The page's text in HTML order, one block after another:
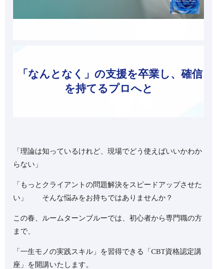
「なんとなく」の支援を卒業し、確信
を持てるプロへと
「理論は知っているけれど、現場でどう使えばいいかわか
らない」
「もっとクライアントの問題解決をスピードアップさせた
い」 そんな悩みをお持ちではありませんか？
この春、ルームターンブルーでは、初心者から専門職の方
まで、
「一生モノの実践スキル」を習得できる「CBT資格認定講
座」を開講いたします。